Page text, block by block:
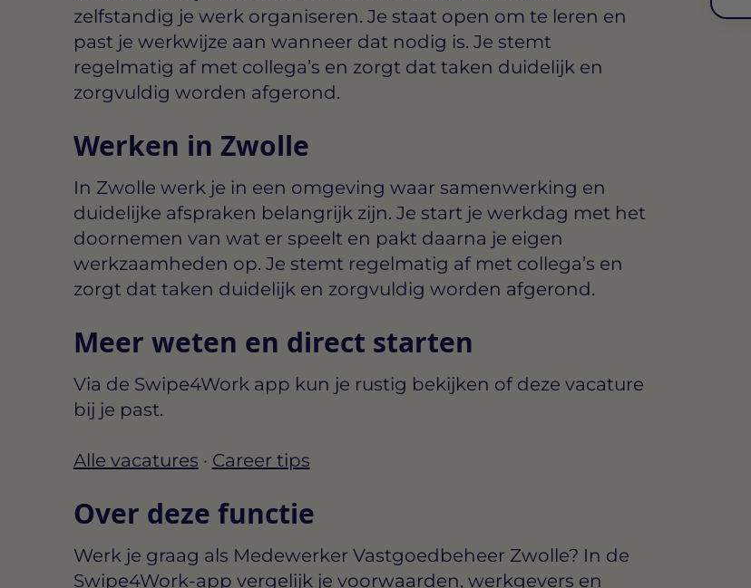
zelfstandig je werk organiseren. Je staat open om te leren en
past je werkwijze aan wanneer dat nodig is. Je stemt
regelmatig af met collega’s en zorgt dat taken duidelijk en
zorgvuldig worden afgerond.
Werken in Zwolle
In Zwolle werk je in een omgeving waar samenwerking en
duidelijke afspraken belangrijk zijn. Je start je werkdag met het
doornemen van wat er speelt en pakt daarna je eigen
werkzaamheden op. Je stemt regelmatig af met collega’s en
zorgt dat taken duidelijk en zorgvuldig worden afgerond.
Meer weten en direct starten
Via de Swipe4Work app kun je rustig bekijken of deze vacature
bij je past.
Alle vacatures · Career tips
Over deze functie
Werk je graag als Medewerker Vastgoedbeheer Zwolle? In de
Swipe4Work-app vergelijk je voorwaarden, werkgevers en